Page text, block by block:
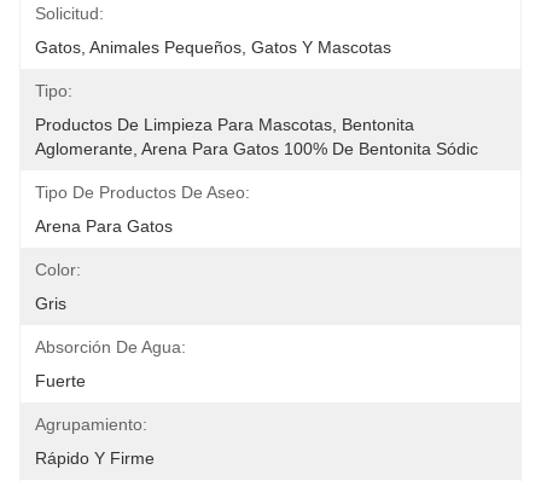
Solicitud:
Gatos, Animales Pequeños, Gatos Y Mascotas
Tipo:
Productos De Limpieza Para Mascotas, Bentonita
Aglomerante, Arena Para Gatos 100% De Bentonita Sódic
Tipo De Productos De Aseo:
Arena Para Gatos
Color:
Gris
Absorción De Agua:
Fuerte
Agrupamiento:
Rápido Y Firme